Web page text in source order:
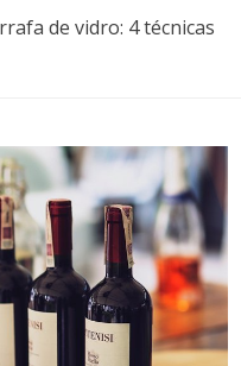
de vidro: 4 técnicas